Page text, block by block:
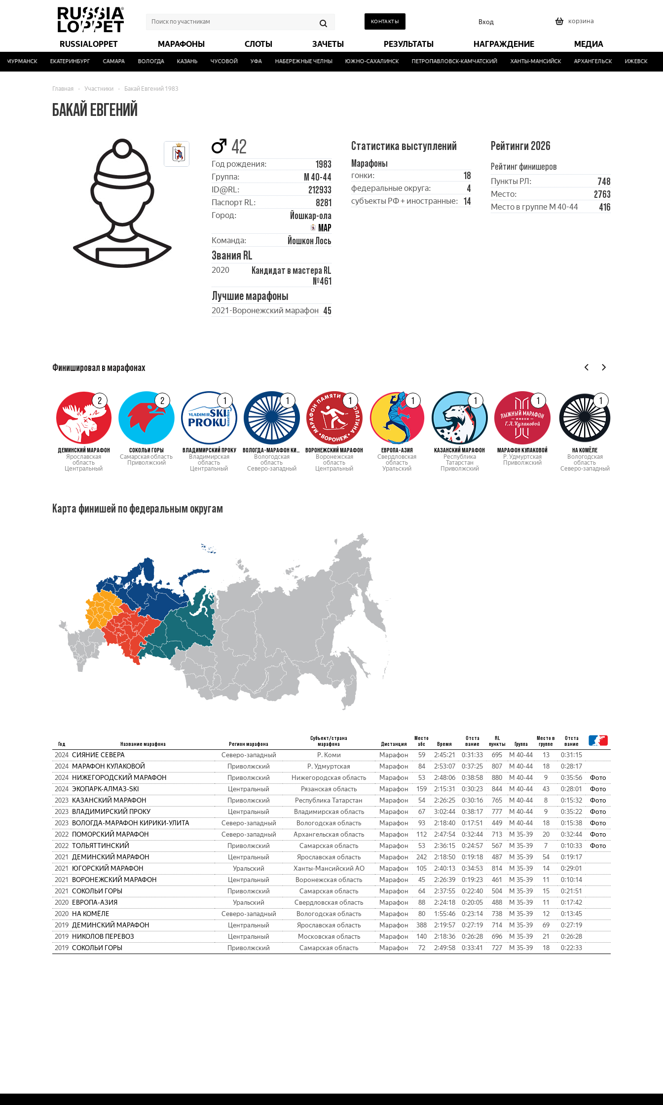
КОНТАКТЫ Вход корзина
RUSSIALOPPET МАРАФОНЫ СЛОТЫ ЗАЧЕТЫ РЕЗУЛЬТАТЫ НАГРАЖДЕНИЕ МЕДИА
МУРМАНСК ЕКАТЕРИНБУРГ САМАРА ВОЛОГДА КАЗАНЬ ЧУСОВОЙ УФА НАБЕРЕЖНЫЕ ЧЕЛНЫ ЮЖНО-САХАЛИНСК ПЕТРОПАВЛОВСК-КАМЧАТСКИЙ ХАНТЫ-МАНСИЙСК АРХАНГЕЛЬСК ИЖЕВСК
Главная - Участники - Бакай Евгений 1983
БАКАЙ ЕВГЕНИЙ
42
Год рождения: 1983
Группа: М 40-44
ID@RL: 212933
Паспорт RL: 8281
Город:
Йошкар-ола
МАР
Команда: Йошкон Лось
Звания RL
2020
Кандидат в мастера RL
№461
Лучшие марафоны
2021-Воронежский марафон 45
Статистика выступлений
Марафоны
гонки: 18
федеральные округа: 4
субъекты РФ + иностранные: 14
Рейтинги 2026
Рейтинг финишеров
Пункты РЛ: 748
Место: 2763
Место в группе М 40-44 416
Финишировал в марафонах
2
ДЕМИНСКИЙ МАРАФОН
Ярославская
область
Центральный
2
СОКОЛЬИ ГОРЫ
Самарская область
Приволжский
1
ВЛАДИМИРСКИЙ ПРОКУ
Владимирская
область
Центральный
1
ВОЛОГДА-МАРАФОН КИРИКИ-УЛИТА
Вологодская
область
Северо-западный
1
ВОРОНЕЖСКИЙ МАРАФОН
Воронежская
область
Центральный
1
ЕВРОПА-АЗИЯ
Свердловская
область
Уральский
1
КАЗАНСКИЙ МАРАФОН
Республика
Татарстан
Приволжский
1
МАРАФОН КУЛАКОВОЙ
Р. Удмуртская
Приволжский
1
НА КОМЁЛЕ
Вологодская
область
Северо-западный
Карта финишей по федеральным округам
Год Название марафона Регион марафона
Субъект/страна
марафона
Дистанция
Место
абс
Время
Отста
вание
RL
пункты
Группа
Место в
группе
Отста
вание
2024 СИЯНИЕ СЕВЕРА Северо-западный Р. Коми Марафон 59 2:45:21 0:31:33 695 М 40-44 13
0:31:15
2024 МАРАФОН КУЛАКОВОЙ Приволжский Р. Удмуртская Марафон 84 2:53:07 0:37:25 807 М 40-44 18
0:28:17
2024 НИЖЕГОРОДСКИЙ МАРАФОН Приволжский Нижегородская область Марафон 53 2:48:06 0:38:58 880 М 40-44 9 0:35:56
Фото
2024 ЭКОПАРК-АЛМАЗ-SKI Центральный Рязанская область Марафон 159 2:15:31 0:30:23 844 М 40-44 43 0:28:01
Фото
2023 КАЗАНСКИЙ МАРАФОН Приволжский Республика Татарстан Марафон 54 2:26:25 0:30:16 765 М 40-44 8 0:15:32
Фото
2023 ВЛАДИМИРСКИЙ ПРОКУ Центральный Владимирская область Марафон 67 3:02:44 0:38:17 777 М 40-44 9 0:35:22
Фото
2023 ВОЛОГДА-МАРАФОН КИРИКИ-УЛИТА Северо-западный Вологодская область Марафон 93 2:18:40 0:17:51 449 М 40-44 18 0:15:38
Фото
2022 ПОМОРСКИЙ МАРАФОН Северо-западный Архангельская область Марафон 112 2:47:54 0:32:44 713 М 35-39 20 0:32:44
Фото
2022 ТОЛЬЯТТИНСКИЙ Приволжский Самарская область Марафон 53 2:36:15 0:24:57 567 М 35-39 7 0:10:33
Фото
2021
ДЕМИНСКИЙ МАРАФОН Центральный Ярославская область Марафон 242 2:18:50 0:19:18 487 М 35-39 54
0:19:17
2021
ЮГОРСКИЙ МАРАФОН Уральский Ханты-Мансийский АО Марафон 105 2:40:13 0:34:53 814 М 35-39 14
0:29:01
2021
ВОРОНЕЖСКИЙ МАРАФОН Центральный Воронежская область Марафон 45 2:26:39 0:19:23 461 М 35-39 11
0:10:14
2021
СОКОЛЬИ ГОРЫ Приволжский Самарская область Марафон 64 2:37:55 0:22:40 504 М 35-39 15
0:21:51
2020 ЕВРОПА-АЗИЯ Уральский Свердловская область Марафон 88 2:24:18 0:20:05 488 М 35-39 11
0:17:42
2020 НА КОМЁЛЕ Северо-западный Вологодская область Марафон 80 1:55:46 0:23:14 738 М 35-39 12
0:13:45
2019 ДЕМИНСКИЙ МАРАФОН Центральный Ярославская область Марафон 388 2:19:57 0:27:19 714 М 35-39 69
0:27:19
2019 НИКОЛОВ ПЕРЕВОЗ Центральный Московская область Марафон 140 2:18:36 0:26:28 696 М 35-39 21
0:26:28
2019 СОКОЛЬИ ГОРЫ Приволжский Самарская область Марафон 72 2:49:58 0:33:41 727 М 35-39 18 0:22:33